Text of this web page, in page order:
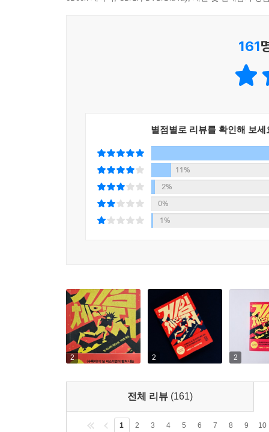
중심〉으로 지목됐으며, 미식축구 경기에서 태
잠들었던 윤리적 감각을 일깨우는 강렬한 메시지
사회에 만연한 차별과 혐오를 꼬집는 이번 작품
사실 우리는 평소에 차별과 혐오의 문제를 잘
때문이다. 뉴스 어딘가에서 다뤄진 듯도 하지만,
감수해야 하거나 내게 돌아오지 않을 혜택을 누가
이 책의 주인공 애시 또한 그렇다. 조금만 눈을
일상의 타성으로부터 우리를 멀리 떨어뜨려 새롭
인물을 통해 평범하고 당연하게 여겼던 기존 세계
161
별점별로 리뷰를 확인해 보세
11%
2%
0%
1%
2 2 2
전체 리뷰 (161)
1 2 3 4 5 6 7 8 9 10